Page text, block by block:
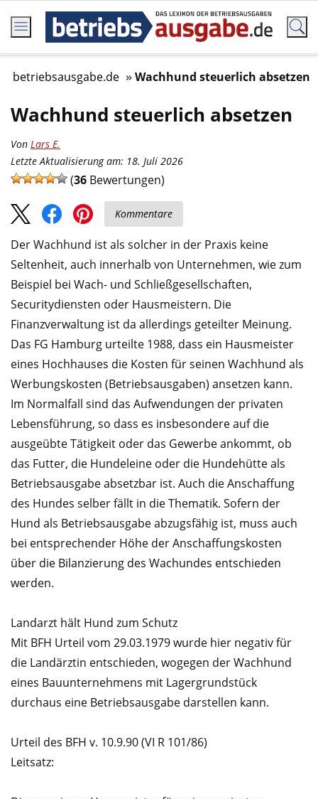
betriebsausgabe.de Wachhund steuerlich absetzen
Wachhund steuerlich absetzen
Von Lars E.
Letzte Aktualisierung am: 18. Juli 2026
(36 Bewertungen)
Kommentare
Der Wachhund ist als solcher in der Praxis keine
Seltenheit, auch innerhalb von Unternehmen, wie zum
Beispiel bei Wach- und Schließgesellschaften,
Securitydiensten oder Hausmeistern. Die
Finanzverwaltung ist da allerdings geteilter Meinung.
Das FG Hamburg urteilte 1988, dass ein Hausmeister
eines Hochhauses die Kosten für seinen Wachhund als
Werbungskosten (Betriebsausgaben) ansetzen kann.
Im Normalfall sind das Aufwendungen der privaten
Lebensführung, so dass es insbesondere auf die
ausgeübte Tätigkeit oder das Gewerbe ankommt, ob
das Futter, die Hundeleine oder die Hundehütte als
Betriebsausgabe absetzbar ist. Auch die Anschaffung
des Hundes selber fällt in die Thematik. Sofern der
Hund als Betriebsausgabe abzugsfähig ist, muss auch
bei entsprechender Höhe der Anschaffungskosten
über die Bilanzierung des Wachundes entschieden
werden.
Landarzt hält Hund zum Schutz
Mit BFH Urteil vom 29.03.1979 wurde hier negativ für
die Landärztin entschieden, wogegen der Wachhund
eines Bauunternehmens mit Lagergrundstück
durchaus eine Betriebsausgabe darstellen kann.
Urteil des BFH v. 10.9.90 (VI R 101/86)
Leitsatz: